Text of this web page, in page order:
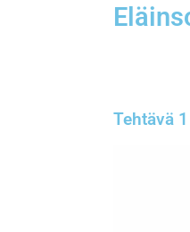
Tehtävä 1